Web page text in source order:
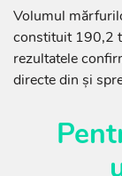
Volumul
constituit 190,2
rezultatele
directe din și